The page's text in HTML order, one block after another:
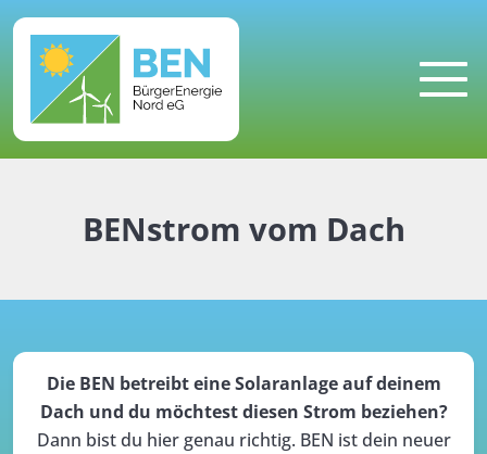
MENU
BENstrom vom Dach
Die BEN betreibt eine Solaranlage auf deinem
Dach und du möchtest diesen Strom beziehen?
Dann bist du hier genau richtig. BEN ist dein neuer